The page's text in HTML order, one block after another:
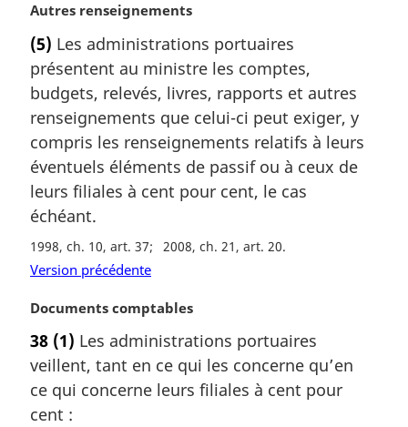
n
a
e
:
N
t
e
m
a
g
i
n
a
e
:
Autres renseignements
(5) Les administrations portuaires
présentent au ministre les comptes,
budgets, relevés, livres, rapports et autres
renseignements que celui-ci peut exiger, y
compris les renseignements relatifs à leurs
éventuels éléments de passif ou à ceux de
leurs filiales à cent pour cent, le cas
échéant.
1998, ch. 10, art. 37 2008, ch. 21, art. 20
Version précédente
N
t
e
m
a
Documents comptables
38 (1) Les administrations portuaires
veillent, tant en ce qui les concerne qu’en
ce qui concerne leurs filiales à cent pour
cent :